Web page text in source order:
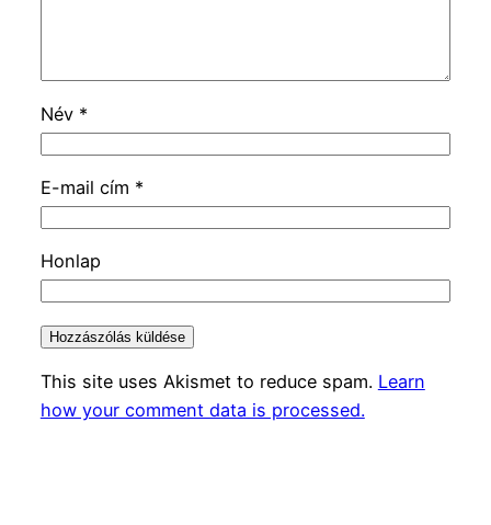
Név *
E-mail cím *
Honlap
This site uses Akismet to reduce spam. Learn
how your comment data is processed.